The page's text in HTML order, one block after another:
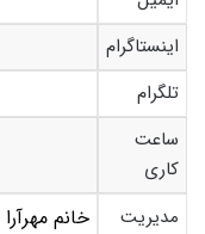
اینستاگرام
تلگرام
ساعت
کاری
مدیریت
خانم مهرآرا